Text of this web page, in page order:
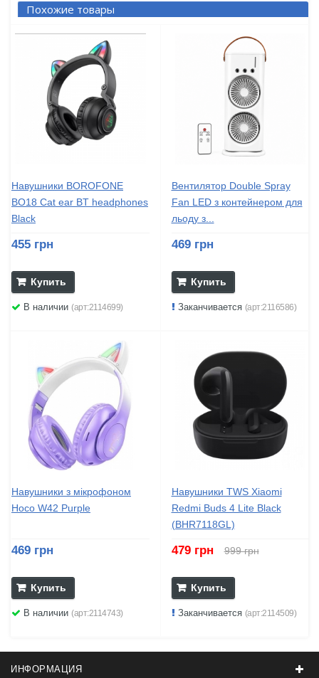
Похожие товары
Навушники BOROFONE
BO18 Cat ear BT headphones
Black
455 грн
Купить
В наличии (арт:2114699)
Вентилятор Double Spray
Fan LED з контейнером для
льоду з...
469 грн
Купить
Заканчивается (арт:2116586)
Навушники з мікрофоном
Hoco W42 Purple
469 грн
Купить
В наличии (арт:2114743)
Навушники TWS Xiaomi
Redmi Buds 4 Lite Black
(BHR7118GL)
479 грн 999 грн
Купить
Заканчивается (арт:2114509)
ИНФОРМАЦИЯ